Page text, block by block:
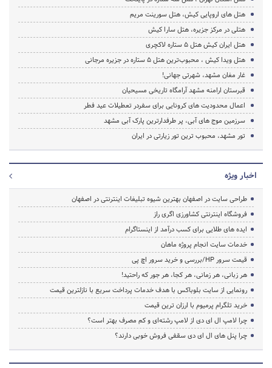
هتل های اروپایی کیش، هتل سورینت مریم
هتلی در مرکز جزیره، ﻫﺘﻞ ﺳﺎﺭﺍ ﮐﯿﺶ
هتل ایران کیش هتل 5 ستاره لاکچری
هتل ویدا کیش ، محبوب‌ترین هتل 5 ستاره در جزیره مرجانی
غار مغان مشهد، شهرتی جهانی!
قبرستان ارامنه مشهد آرامگاه تاریخی مسیحیان
اعمال محدودیت های کرونایی برای سفردر تعطیلات عید فطر
سرزمین موج های آبی، پر طرفدارترین پارک آبی مشهد
تور مشهد، محبوب ترین تور زیارتی در ایران
اخبار ویژه
طراحی سایت در اصفهان بهترین شیوه تبلیغات اینترنتی در اصفهان
فروشگاه اینترنتی کشاورزی اگری راز
ایده های طلایی برای کسب درآمد از اینستاگرام
خدمات سایت انجام پروژه ماهان
قیمت سرور HP/بررسی و خرید سرور اچ پی
هر زبانی، هر زمانی، هر کجا، هر جور که راحتید!
رونمایی از سایت بلوباکس با هدف خدمات پرداخت سریع با نازلترین قیمت
خرید تلگرام پرمیوم با ارزان ترین قیمت
چرا لامپ ال ای دی از لامپ رشته‌ای و کم مصرف بهتر است؟
چرا پنل های ال ای دی سقفی فروش خوبی دارند؟